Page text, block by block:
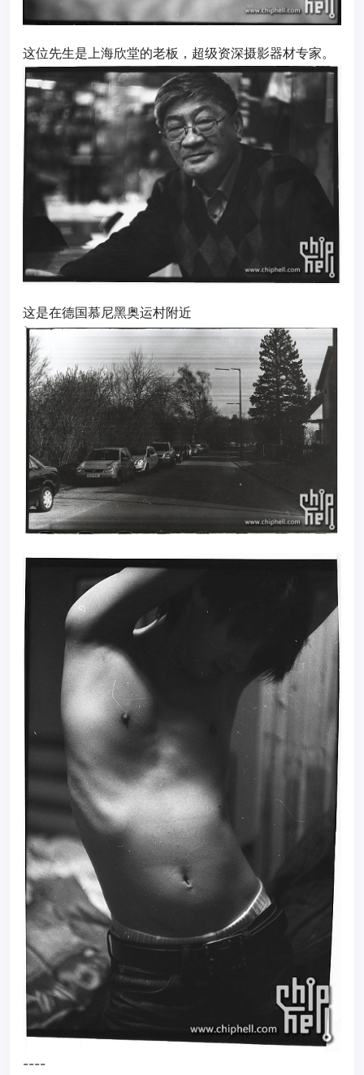
这位先生是上海欣堂的老板，超级资深摄影器材专家。
这是在德国慕尼黑奥运村附近
----